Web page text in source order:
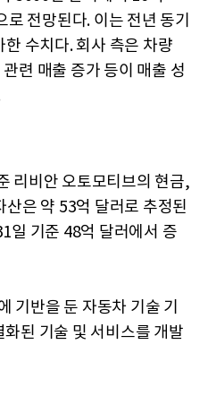
전망된다. 이는 전년 동기
수치다. 회사 측은 차량
련 매출 증가 등이 매출 성
리비안 오토모티브의 현금,
산은 약 53억 달러로 추정된
일 기준 48억 달러에서 증
기반을 둔 자동차 기술 기
된 기술 및 서비스를 개발